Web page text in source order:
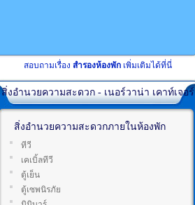
สอบถามเรื่อง สำรองห้องพัก เพิ่มเติมได้ที่นี่
สิ่งอำนวยความสะดวก - เนอร์วาน่า เคาท์เจอร์
สิ่งอำนวยความสะดวกภายในห้องพัก
ทีวี
เคเบิ้ลทีวี
ตู้เย็น
ตู้เซพนิรภัย